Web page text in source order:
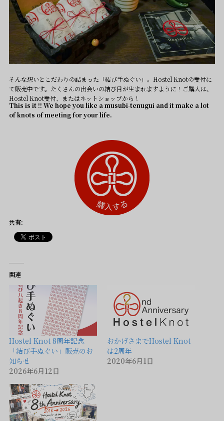
そんな想いとこだわりの詰まった「結び手ぬぐい」。Hostel Knotの受付に
て販売中です。たくさんの出会いの結び目が生まれますように！ご購入は、
Hostel Knot受付、またはネットショップから！
This is it !! We hope you like a musubi-tenugui and it make a lot
of knots of meeting for your life.
共有:
関連
Hostel Knot 8周年記念
「結び手ぬぐい」販売のお
知らせ
2026年6月12日
おかげさまでHostel Knot
は2周年
2020年6月1日